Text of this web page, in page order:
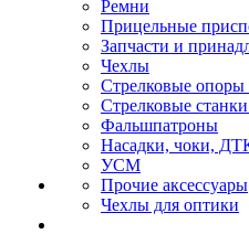
Ремни
Прицельные
Запчасти и
Чехлы
Стрелковые
Стрелковые
Фальшпатроны
Насадки, чоки,
УСМ
Прочие аксессуары
Чехлы для оптики